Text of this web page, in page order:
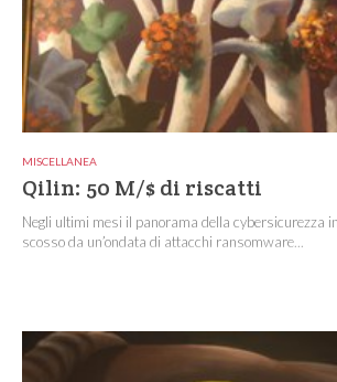
MISCELLANEA
Qilin: 50 M/$ di riscatti
Negli ultimi mesi il panorama della cybersicurezza
scosso da un’ondata di attacchi ransomware...